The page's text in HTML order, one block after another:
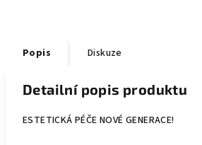
Popis Diskuze
Detailní popis produktu
ESTETICKÁ PÉČE NOVÉ GENERACE!